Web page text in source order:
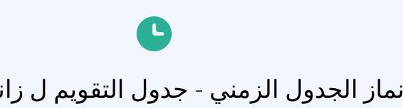
نماز الجدول الزمني - جدول التقويم ل